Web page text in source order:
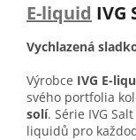
E-liquid IVG
Vychlazená
Výrobce IVG E-
svého portfolia
solí. Série IVG
liquidů pro